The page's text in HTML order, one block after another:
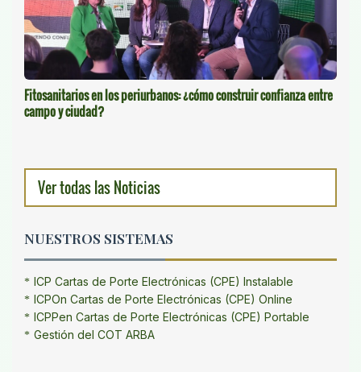
Fitosanitarios en los periurbanos: ¿cómo construir confianza entre
campo y ciudad?
Ver todas las Noticias
NUESTROS SISTEMAS
ICP Cartas de Porte Electrónicas (CPE) Instalable
ICPOn Cartas de Porte Electrónicas (CPE) Online
ICPPen Cartas de Porte Electrónicas (CPE) Portable
Gestión del COT ARBA